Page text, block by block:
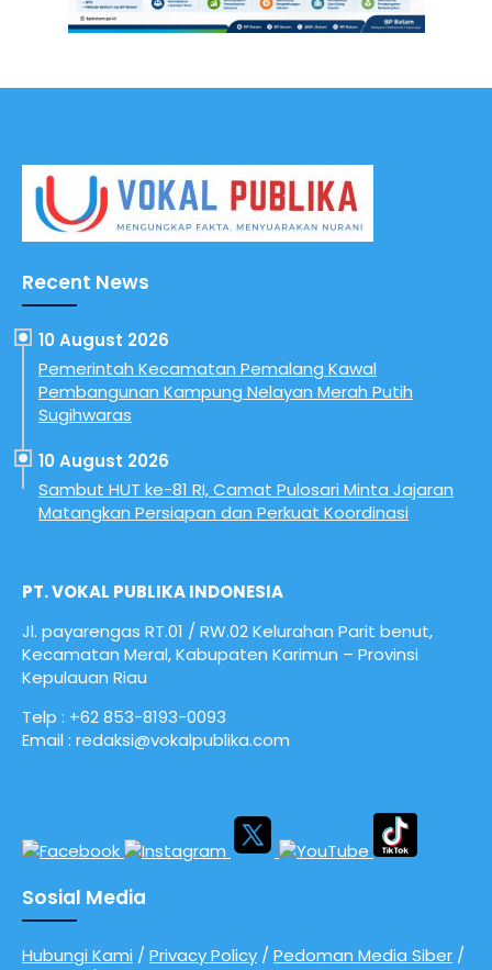
Recent News
10 August 2026
Pemerintah Kecamatan Pemalang Kawal
Pembangunan Kampung Nelayan Merah Putih
Sugihwaras
10 August 2026
Sambut HUT ke-81 RI, Camat Pulosari Minta Jajaran
Matangkan Persiapan dan Perkuat Koordinasi
PT. VOKAL PUBLIKA INDONESIA
Jl. payarengas RT.01 / RW.02Kelurahan Parit benut,
Kecamatan Meral,Kabupaten Karimun – Provinsi
Kepulauan Riau
Telp : +62 853-8193-0093
Email : redaksi@vokalpublika.com
Sosial Media
Hubungi Kami / Privacy Policy / Pedoman Media Siber /